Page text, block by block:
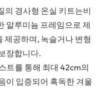
의 경사형 온실 키트는비
알루미늄 프레임으로 제
제공하며, 녹슬거나 변형
장합니다.
트를 통해 최대 42cm의
이 입증되어 혹독한 겨울